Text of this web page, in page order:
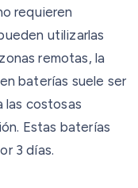
requieren
utilizarlas
remotas, la
baterías suele ser
las costosas
Estas baterías
3 días.